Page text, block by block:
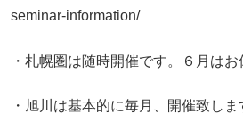
seminar-information/
・札幌圏は随時開催です。６月はお
・旭川は基本的に毎月、開催致しま